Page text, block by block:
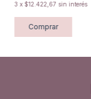
3 x $12.422,67 sin interés
Comprar